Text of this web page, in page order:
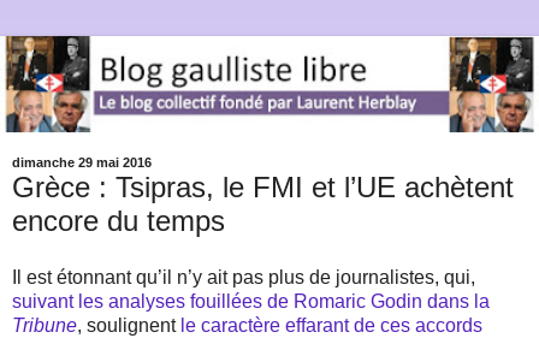
dimanche 29 mai 2016
Grèce : Tsipras, le FMI et l’UE achètent
encore du temps
Il est étonnant qu’il n’y ait pas plus de journalistes, qui,
suivant les analyses fouillées de Romaric Godin dans la
Tribune, soulignent le caractère effarant de ces accords